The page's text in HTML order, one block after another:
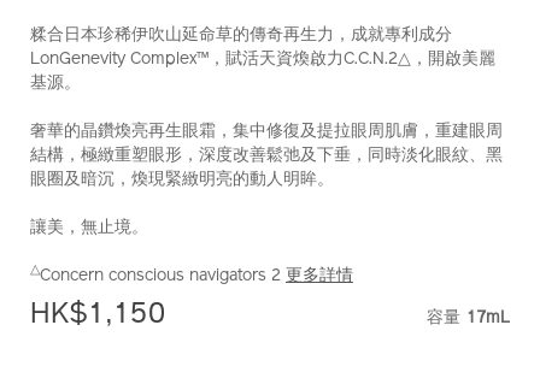
lx-
%28%E8%A3%9C%E5%85%85%E8%A3%9D%29-
編
號：
10121259101_hk
糅合日本珍稀伊吹山延命草的傳奇再生力，成就專利成分
LonGenevity Complex™，賦活天資煥啟力C.C.N.2△，開啟美麗
基源。
奢華的晶鑽煥亮再生眼霜，集中修復及提拉眼周肌膚，重建眼周
結構，極緻重塑眼形，深度改善鬆弛及下垂，同時淡化眼紋、黑
眼圈及暗沉，煥現緊緻明亮的動人明眸。
讓美，無止境。
△Concern conscious navigators 2 更多詳情
HK$1,150 容量 17mL